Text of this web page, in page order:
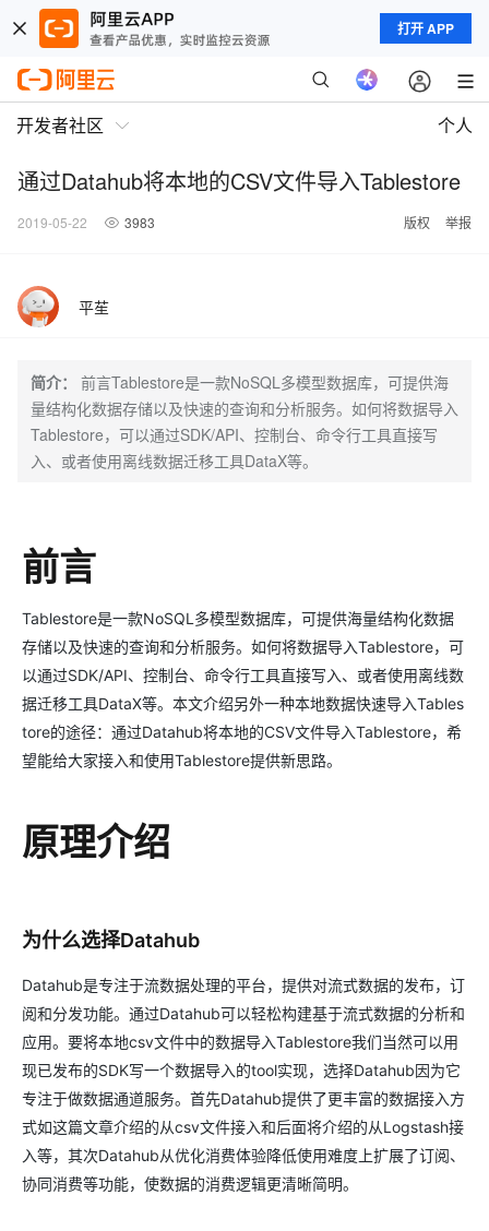
打开 APP
开发者社区 个人
通过Datahub将本地的CSV文件导入Tablestore
2019-05-22 3983 版权 举报
平苼
简介：
前言Tablestore是一款NoSQL多模型数据库，可提供海
量结构化数据存储以及快速的查询和分析服务。如何将数据导入
Tablestore，可以通过SDK/API、控制台、命令行工具直接写
入、或者使用离线数据迁移工具DataX等。
前言
Tablestore是一款NoSQL多模型数据库，可提供海量结构化数据
存储以及快速的查询和分析服务。如何将数据导入Tablestore，可
以通过SDK/API、控制台、命令行工具直接写入、或者使用离线数
据迁移工具DataX等。本文介绍另外一种本地数据快速导入Tables
tore的途径：通过Datahub将本地的CSV文件导入Tablestore，希
望能给大家接入和使用Tablestore提供新思路。
原理介绍
为什么选择Datahub
Datahub是专注于流数据处理的平台，提供对流式数据的发布，订
阅和分发功能。通过Datahub可以轻松构建基于流式数据的分析和
应用。要将本地csv文件中的数据导入Tablestore我们当然可以用
现已发布的SDK写一个数据导入的tool实现，选择Datahub因为它
专注于做数据通道服务。首先Datahub提供了更丰富的数据接入方
式如这篇文章介绍的从csv文件接入和后面将介绍的从Logstash接
入等，其次Datahub从优化消费体验降低使用难度上扩展了订阅、
协同消费等功能，使数据的消费逻辑更清晰简明。